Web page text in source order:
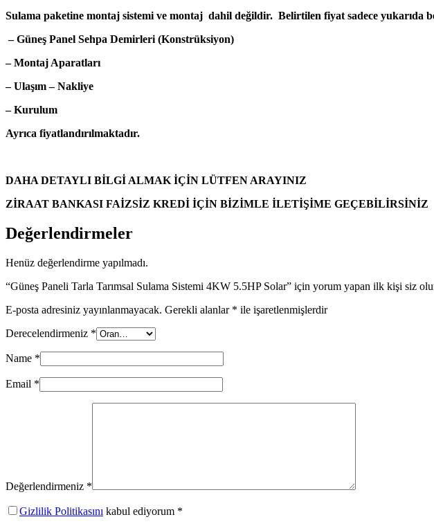
Sulama paketine montaj sistemi ve montaj dahil değildir. Belirtilen fiyat sadece yukarıda
– Güneş Panel Sehpa Demirleri (Konstrüksiyon)
– Montaj Aparatları
– Ulaşım – Nakliye
– Kurulum
Ayrıca fiyatlandırılmaktadır.
DAHA DETAYLI BİLGİ ALMAK İÇİN LÜTFEN ARAYINIZ
ZİRAAT BANKASI FAİZSİZ KREDİ İÇİN BİZİMLE İLETİŞİME GEÇEBİLİRSİNİZ
Değerlendirmeler
Henüz değerlendirme yapılmadı.
“Güneş Paneli Tarla Tarımsal Sulama Sistemi 4KW 5.5HP Solar” için yorum yapan ilk kişi siz
E-posta adresiniz yayınlanmayacak. Gerekli alanlar * ile işaretlenmişlerdir
Derecelendirmeniz *
Name *
Email *
Değerlendirmeniz *
Gizlilik Politikasını kabul ediyorum *